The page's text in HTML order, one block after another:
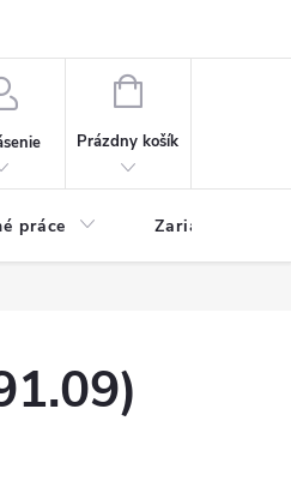
NÁKUPNÝ
Prázdny košík
práce Zariadenia na